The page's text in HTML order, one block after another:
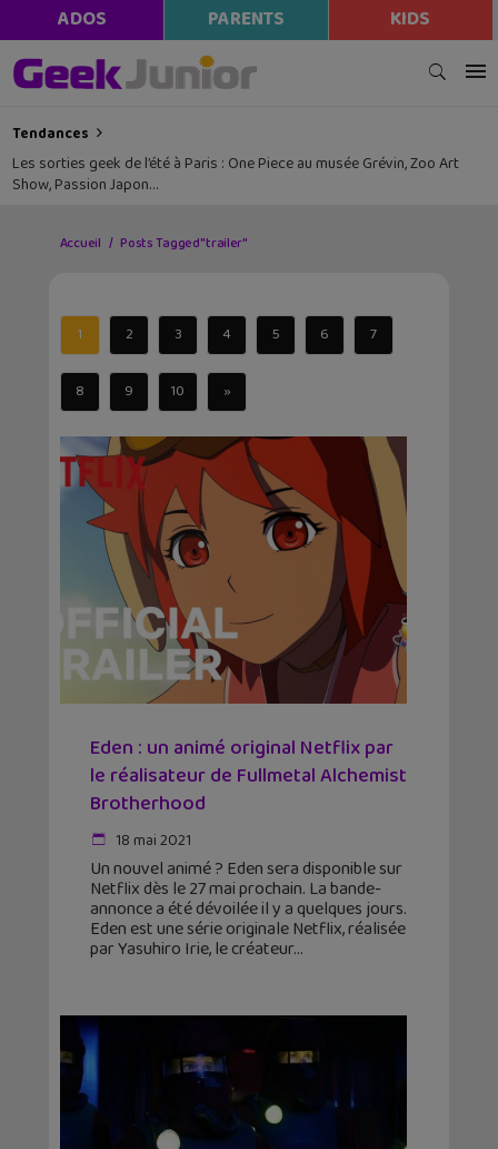
ADOS PARENTS KIDS
Tendances
Les sorties geek de l’été à Paris : One Piece au musée Grévin, Zoo Art
Show, Passion Japon…
Accueil Posts Tagged "trailer"
1 2 3 4 5 6 7
8 9 10 »
Eden : un animé original Netflix par
le réalisateur de Fullmetal Alchemist
Brotherhood
18 mai 2021
Un nouvel animé ? Eden sera disponible sur
Netflix dès le 27 mai prochain. La bande-
annonce a été dévoilée il y a quelques jours.
Eden est une série originale Netflix, réalisée
par Yasuhiro Irie, le créateur